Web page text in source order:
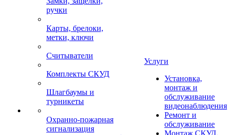
ручки
Карты, брелоки,
метки, ключи
Считыватели
Комплекты СКУД
Шлагбаумы и
турникеты
Охранно-пожарная
сигнализация
Услуги
Установка,
монтаж и
обслуживание
видеонаблюдения
Ремонт и
обслуживание
Монтаж СКУД,